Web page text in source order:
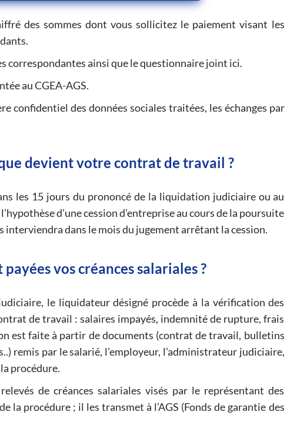
des sommes dont vous sollicitez le paiement visant les
correspondantes ainsi que le questionnaire joint ici.
au CGEA-AGS.
confidentiel des données sociales traitées, les échanges par
devient votre contrat de travail ?
les 15 jours du prononcé de la liquidation judiciaire ou au
d’une cession d’entreprise au cours de la poursuite
interviendra dans le mois du jugement arrêtant la cession.
vos créances salariales ?
le liquidateur désigné procède à la vérification des
de travail : salaires impayés, indemnité de rupture, frais
est faite à partir de documents (contrat de travail, bulletins
remis par le salarié, l’employeur, l’administrateur judiciaire,
procédure.
de créances salariales visés par le représentant des
la procédure ; il les transmet à l’AGS (Fonds de garantie des